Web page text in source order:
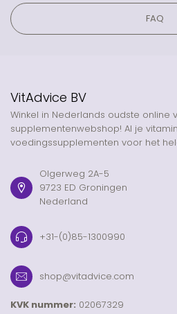
FAQ
VitAdvice BV
Winkel in Nederlands oudste online
supplementenwebshop! Al je
voedingssupplementen voor het
Olgerweg 2A-5
9723 ED Groningen
Nederland
+31-(0)85-1300990
shop@vitadvice.com
KVK nummer: 02067329